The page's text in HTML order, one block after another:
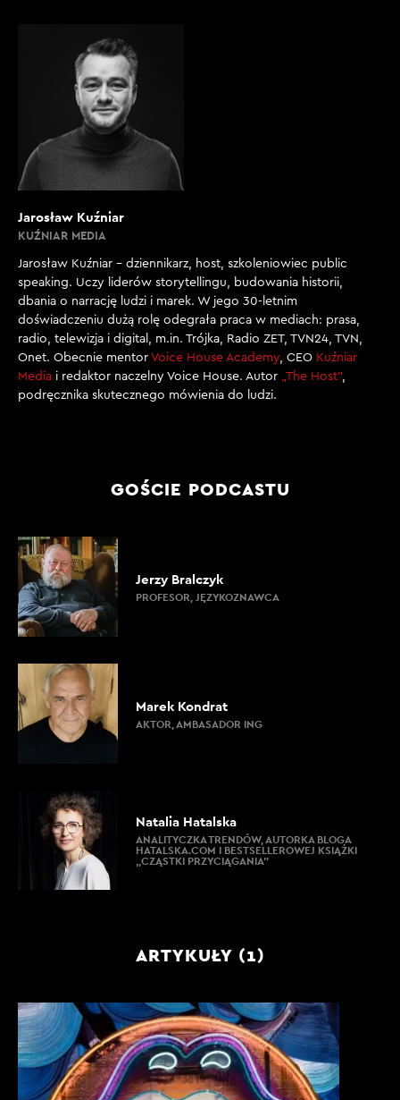
Jarosław Kuźniar
KUŹNIAR MEDIA
Jarosław Kuźniar – dziennikarz, host, szkoleniowiec public
speaking. Uczy liderów storytellingu, budowania historii,
dbania o narrację ludzi i marek. W jego 30-letnim
doświadczeniu dużą rolę odegrała praca w mediach: prasa,
radio, telewizja i digital, m.in. Trójka, Radio ZET, TVN24, TVN,
Onet. Obecnie mentor Voice House Academy, CEO Kuźniar
Media i redaktor naczelny Voice House. Autor „The Host”,
podręcznika skutecznego mówienia do ludzi.
GOŚCIE PODCASTU
Jerzy Bralczyk
PROFESOR, JĘZYKOZNAWCA
Marek Kondrat
AKTOR, AMBASADOR ING
Natalia Hatalska
ANALITYCZKA TRENDÓW, AUTORKA BLOGA
HATALSKA.COM I BESTSELLEROWEJ KSIĄŻKI
„CZĄSTKI PRZYCIĄGANIA”
ARTYKUŁY (1)